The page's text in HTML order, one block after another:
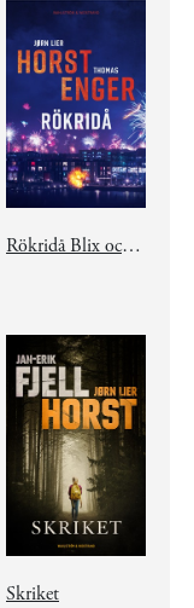
Rökridå Blix och Ramm # 2
Skriket